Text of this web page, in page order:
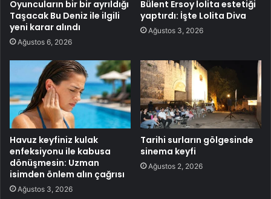
Oyuncuların bir bir ayrıldığı
Taşacak Bu Deniz ile ilgili
yeni karar alındı
Ağustos 6, 2026
Bülent Ersoy lolita estetiği
yaptırdı: İşte Lolita Diva
Ağustos 3, 2026
Havuz keyfiniz kulak
enfeksiyonu ile kabusa
dönüşmesin: Uzman
isimden önlem alın çağrısı
Ağustos 3, 2026
Tarihi surların gölgesinde
sinema keyfi
Ağustos 2, 2026